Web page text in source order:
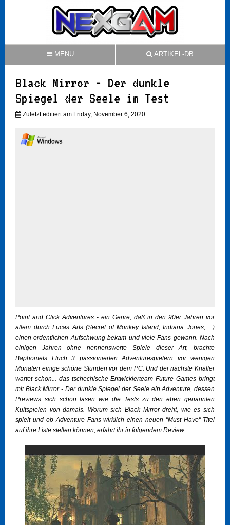
MENU ARTIKEL-DB
Black Mirror - Der dunkle
Spiegel der Seele im Test
Zuletzt editiert am Friday, November 6, 2020
Point and Click Adventures - ein Genre, daß in den 90er Jahren vor
allem durch Lucas Arts (Secret of Monkey Island, Indiana Jones, ...)
einen ordentlichen Aufschwung bekam und viele Fans gewann. Nach
einigen Jahren ohne nennenswerte Spiele dieser Art, brachte
Baphomets Fluch 3 passionierten Adventurespielern vor wenigen
Monaten einige schöne Stunden vor dem PC. Und der nächste Knaller
wartet schon... das tschechische Entwicklerteam Future Games bringt
mit Black Mirror - Der dunkle Spiegel der Seele ein Adventure, dessen
Previews sich schon lasen wie die Tests zu den eben genannten
Kultspielen von damals. Worum sich Black Mirror dreht, wie es sich
spielt und ob Adventure Fans wirklich einen neuen "Must Have"-Titel
auf ihre Liste stellen können, erfahrt ihr in folgendem Review.